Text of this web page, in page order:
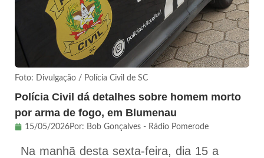
Foto: Divulgação / Polícia Civil de SC
Polícia Civil dá detalhes sobre homem morto
por arma de fogo, em Blumenau
15/05/2026Por: Bob Gonçalves - Rádio Pomerode
Na manhã desta sexta-feira, dia 15 a